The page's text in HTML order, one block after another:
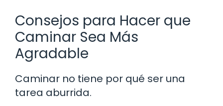
Consejos para Hacer que
Caminar Sea Más
Agradable
Caminar no tiene por qué ser una
tarea aburrida.